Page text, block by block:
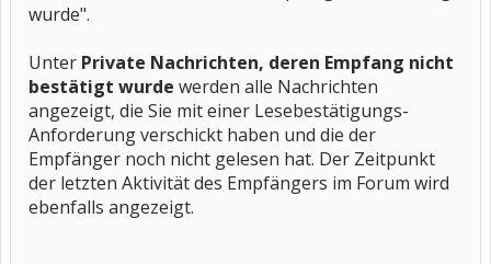
wurde".
Unter Private Nachrichten, deren Empfang nicht
bestätigt wurde werden alle Nachrichten
angezeigt, die Sie mit einer Lesebestätigungs-
Anforderung verschickt haben und die der
Empfänger noch nicht gelesen hat. Der Zeitpunkt
der letzten Aktivität des Empfängers im Forum wird
ebenfalls angezeigt.